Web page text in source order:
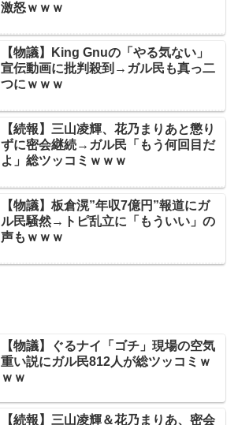
激怒ｗｗｗ
【物議】King Gnuの「やる気ない」
宣伝動画に批判殺到→ガル民も真っ二
つにｗｗｗ
【続報】三山凌輝、花乃まりあと懲り
ずに密会継続→ガル民「もう何回目だ
よ」総ツッコミｗｗｗ
【物議】板倉滉”年収7億円”報道にガ
ル民騒然→トピ乱立に「もういい」の
声もｗｗｗ
【物議】ぐるナイ「ゴチ」現場の空気
重い説にガル民812人が総ツッコミｗ
ｗｗ
【続報】三山凌輝＆花乃まりあ、密会